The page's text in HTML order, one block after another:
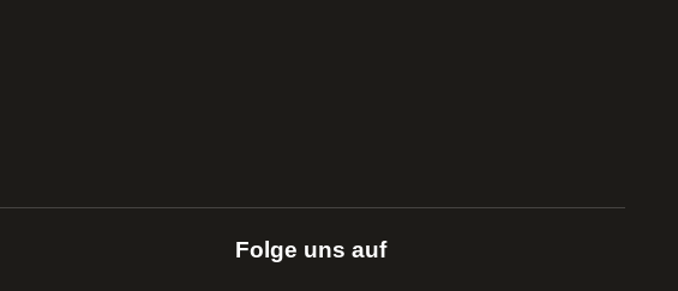
Folge uns auf